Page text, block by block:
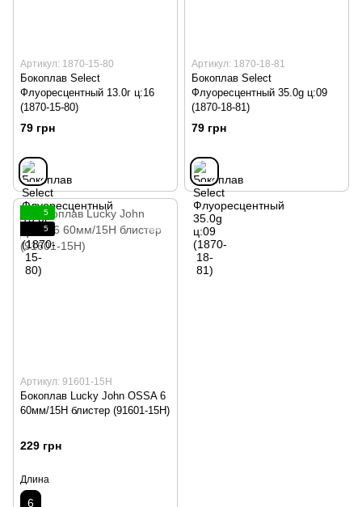
Артикул: 1870-15-80
Бокоплав Select
Флуоресцентный 13.0г ц:16
(1870-15-80)
79 грн
Артикул: 1870-18-81
Бокоплав Select
Флуоресцентный 35.0g ц:09
(1870-18-81)
79 грн
5
5
Артикул: 91601-15H
Бокоплав Lucky John OSSA 6
60мм/15H блистер (91601-15H)
229 грн
Длина
6